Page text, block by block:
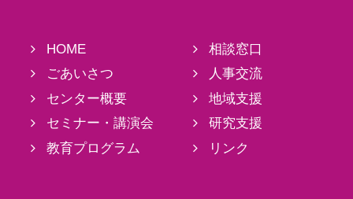
HOME
ごあいさつ
センター概要
セミナー・講演会
教育プログラム
相談窓口
人事交流
地域支援
研究支援
リンク